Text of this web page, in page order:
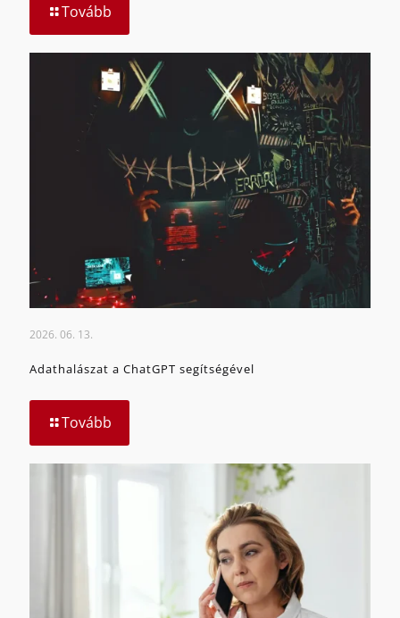
Tovább
2026. 06. 13.
Adathalászat a ChatGPT segítségével
Tovább